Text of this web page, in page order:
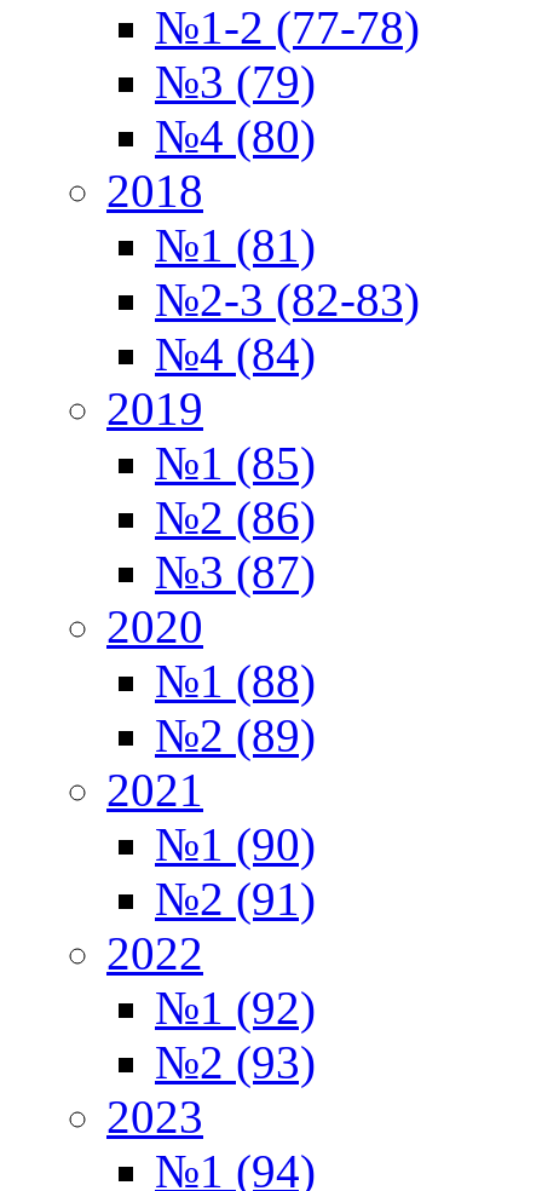
№1-2 (77-78)
№3 (79)
№4 (80)
2018
№1 (81)
№2-3 (82-83)
№4 (84)
2019
№1 (85)
№2 (86)
№3 (87)
2020
№1 (88)
№2 (89)
2021
№1 (90)
№2 (91)
2022
№1 (92)
№2 (93)
2023
№1 (94)